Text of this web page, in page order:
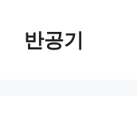
반공기